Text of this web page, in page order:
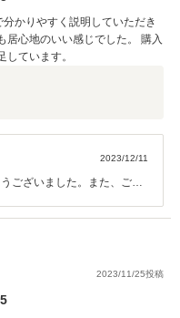
かりやすく説明していただき
居心地のいい感じでした。 購入
ています。
2023/12/11
ございました。また、ご丁
ォルクスワーゲン和歌山中
います。今後ともよろしく
2023/11/25投稿
5